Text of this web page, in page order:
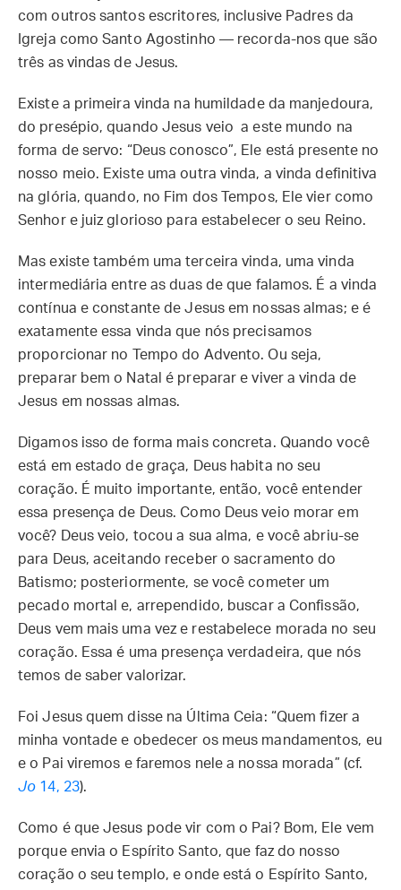
com outros santos escritores, inclusive Padres da
Igreja como Santo Agostinho — recorda-nos que são
três as vindas de Jesus.
Existe a primeira vinda na humildade da manjedoura,
do presépio, quando Jesus veio a este mundo na
forma de servo: “Deus conosco”, Ele está presente no
nosso meio. Existe uma outra vinda, a vinda definitiva
na glória, quando, no Fim dos Tempos, Ele vier como
Senhor e juiz glorioso para estabelecer o seu Reino.
Mas existe também uma terceira vinda, uma vinda
intermediária entre as duas de que falamos. É a vinda
contínua e constante de Jesus em nossas almas; e é
exatamente essa vinda que nós precisamos
proporcionar no Tempo do Advento. Ou seja,
preparar bem o Natal é preparar e viver a vinda de
Jesus em nossas almas.
Digamos isso de forma mais concreta. Quando você
está em estado de graça, Deus habita no seu
coração. É muito importante, então, você entender
essa presença de Deus. Como Deus veio morar em
você? Deus veio, tocou a sua alma, e você abriu-se
para Deus, aceitando receber o sacramento do
Batismo; posteriormente, se você cometer um
pecado mortal e, arrependido, buscar a Confissão,
Deus vem mais uma vez e restabelece morada no seu
coração. Essa é uma presença verdadeira, que nós
temos de saber valorizar.
Foi Jesus quem disse na Última Ceia: “Quem fizer a
minha vontade e obedecer os meus mandamentos, eu
e o Pai viremos e faremos nele a nossa morada” (cf.
Jo 14, 23).
Como é que Jesus pode vir com o Pai? Bom, Ele vem
porque envia o Espírito Santo, que faz do nosso
coração o seu templo, e onde está o Espírito Santo,